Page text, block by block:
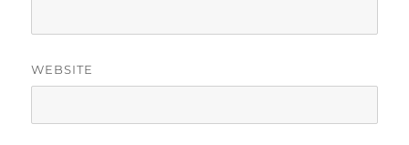
WEBSITE